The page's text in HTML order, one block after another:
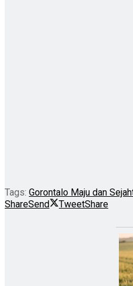
Tags: Gorontalo Maju dan
ShareSend TweetShare